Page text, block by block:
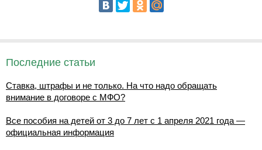
Последние статьи
Ставка, штрафы и не только. На что надо обращать
внимание в договоре с МФО?
Все пособия на детей от 3 до 7 лет с 1 апреля 2021 года —
официальная информация